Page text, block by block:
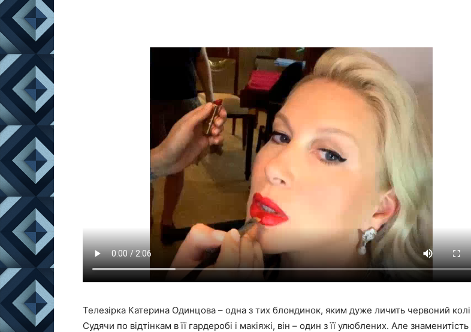
Телезірка Катерина Одинцова – одна з тих блондинок, яким дуже личить червоний
Судячи по відтінкам в її гардеробі і макіяжі, він – один з її улюблених. Але